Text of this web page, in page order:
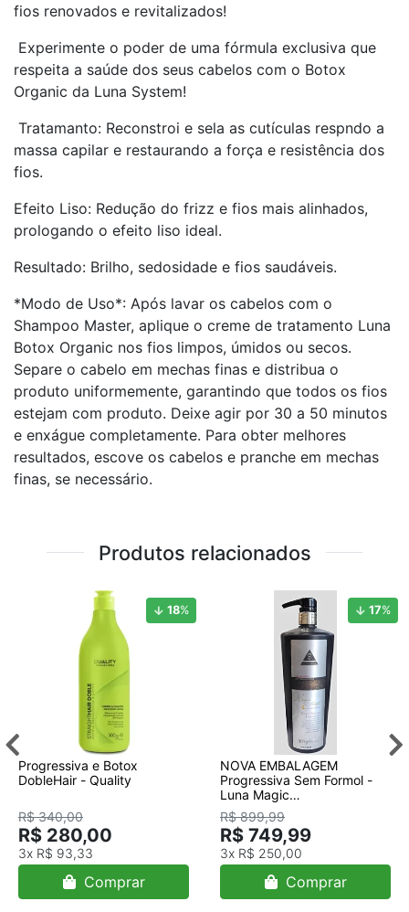
fios renovados e revitalizados!
Experimente o poder de uma fórmula exclusiva que
respeita a saúde dos seus cabelos com o Botox
Organic da Luna System!
Tratamanto: Reconstroi e sela as cutículas respndo a
massa capilar e restaurando a força e resistência dos
fios.
Efeito Liso: Redução do frizz e fios mais alinhados,
prologando o efeito liso ideal.
Resultado: Brilho, sedosidade e fios saudáveis.
*Modo de Uso*: Após lavar os cabelos com o
Shampoo Master, aplique o creme de tratamento Luna
Botox Organic nos fios limpos, úmidos ou secos.
Separe o cabelo em mechas finas e distribua o
produto uniformemente, garantindo que todos os fios
estejam com produto. Deixe agir por 30 a 50 minutos
e enxágue completamente. Para obter melhores
resultados, escove os cabelos e pranche em mechas
finas, se necessário.
Produtos relacionados
18%
Progressiva e Botox
DobleHair - Quality
R$ 340,00
R$ 280,00
3x R$ 93,33
Comprar
17%
NOVA EMBALAGEM
Progressiva Sem Formol -
Luna Magic
Straight/progressiva/ NOVA
EMBALAGEM/901ml
R$ 899,99
R$ 749,99
3x R$ 250,00
Comprar